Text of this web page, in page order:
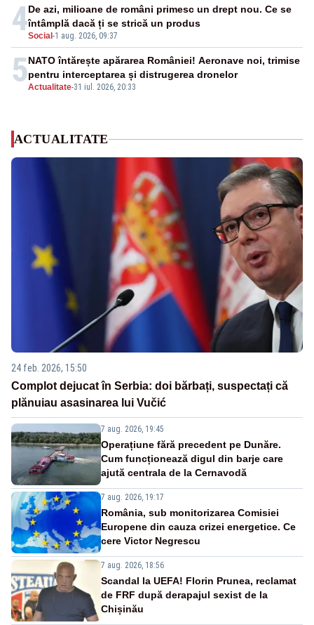
4Social -1 aug. 2026, 09:37
De azi, milioane de români primesc un drept nou. Ce se
întâmplă dacă ți se strică un produs
5Actualitate-31 iul. 2026, 20:33
NATO întărește apărarea României! Aeronave noi, trimise
pentru interceptarea și distrugerea dronelor
ACTUALITATE
24 feb. 2026, 15:50
Complot dejucat în Serbia: doi bărbați, suspectați că
plănuiau asasinarea lui Vučić
7 aug. 2026, 19:45
Operațiune fără precedent pe Dunăre.
Cum funcționează digul din barje care
ajută centrala de la Cernavodă
7 aug. 2026, 19:17
România, sub monitorizarea Comisiei
Europene din cauza crizei energetice. Ce
cere Victor Negrescu
7 aug. 2026, 18:56
Scandal la UEFA! Florin Prunea, reclamat
de FRF după derapajul sexist de la
Chișinău